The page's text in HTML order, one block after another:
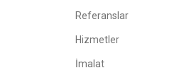
Referanslar
Hizmetler
İmalat